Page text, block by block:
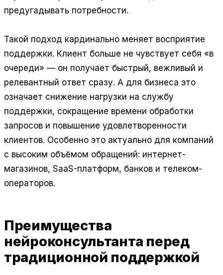
предугадывать потребности.
Такой подход кардинально меняет восприятие
поддержки. Клиент больше не чувствует себя «в
очереди» — он получает быстрый, вежливый и
релевантный ответ сразу. А для бизнеса это
означает снижение нагрузки на службу
поддержки, сокращение времени обработки
запросов и повышение удовлетворенности
клиентов. Особенно это актуально для компаний
с высоким объёмом обращений: интернет-
магазинов, SaaS-платформ, банков и телеком-
операторов.
Преимущества
нейроконсультанта перед
традиционной поддержкой